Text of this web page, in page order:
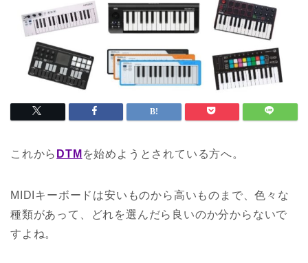
これから DTM を始めようとされている方へ。
MIDIキーボードは安いものから高いものまで、色々な
種類があって、どれを選んだら良いのか分からないで
すよね。